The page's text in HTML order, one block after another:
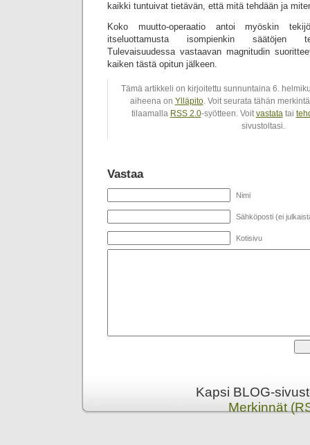
kaikki tuntuivat tietävän, että mitä tehdään ja
Koko muutto-operaatio antoi myöskin
itseluottamusta isompienkin säätöjen
Tulevaisuudessa vastaavan magnitudin
kaiken tästä opitun jälkeen.
Tämä artikkeli on kirjoitettu sunnuntaina 6.
aiheena on Ylläpito. Voit seurata tähän
tilaamalla RSS 2.0-syötteen. Voitvastatatai
sivustoltasi.
Vastaa
Nimi
Sähköposti (ei
Kotisivu
Kapsi BLOG-
Merkinnät